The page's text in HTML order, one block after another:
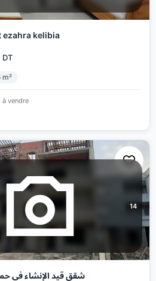
kelibia
DT
m²
vendre
14
شقق قيد الإنشاء في حمام الغزاز قليبية